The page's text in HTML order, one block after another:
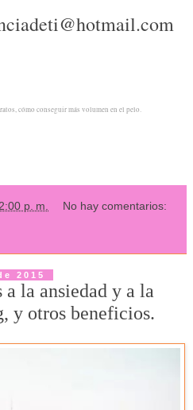
cómo conseguir más volumen en el pelo.
p. m. No hay comentarios:
2015
la ansiedad y a la
y otros beneficios.